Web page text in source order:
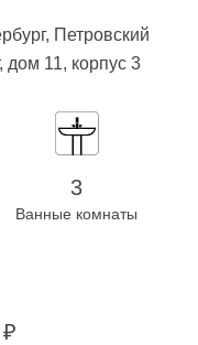
Петровский
дом 11, корпус 3
3
Ванные комнаты